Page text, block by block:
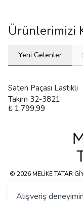
Alışveriş
Ürünlerimizi
Yeni Gelenler
Saten Paçası Lastikli
Takım 32-3821
₺ 1.799,99
© 2026 MELİKE TATAR